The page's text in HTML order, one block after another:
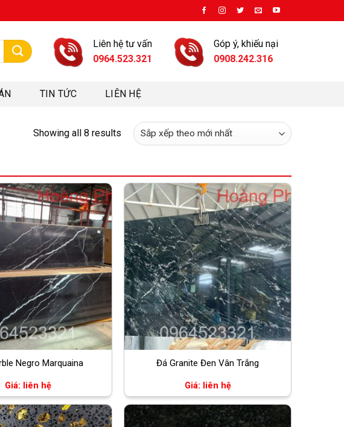
Liên hệ tư vấn
0964.523.321
Góp ý, khiếu nại
0908.242.316
TIN TỨC LIÊN HỆ
Showing all 8 results
Negro Marquaina
Giá: liên hệ
Đá Granite Đen Vân Trắng
Giá: liên hệ